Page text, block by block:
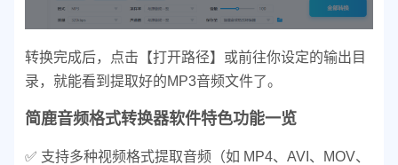
转换完成后，点击【打开路径】或前往你设定的输出目
录，就能看到提取好的MP3音频文件了。
简鹿音频格式转换器软件特色功能一览
✅ 支持多种视频格式提取音频（如 MP4、AVI、MOV、